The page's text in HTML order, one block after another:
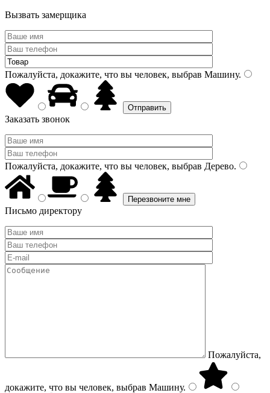
Вызвать замерщика
Пожалуйста, докажите, что вы человек, выбрав Машину.
Заказать звонок
Пожалуйста, докажите, что вы человек, выбрав Дерево.
Письмо директору
Пожалуйста,
докажите, что вы человек, выбрав Машину.